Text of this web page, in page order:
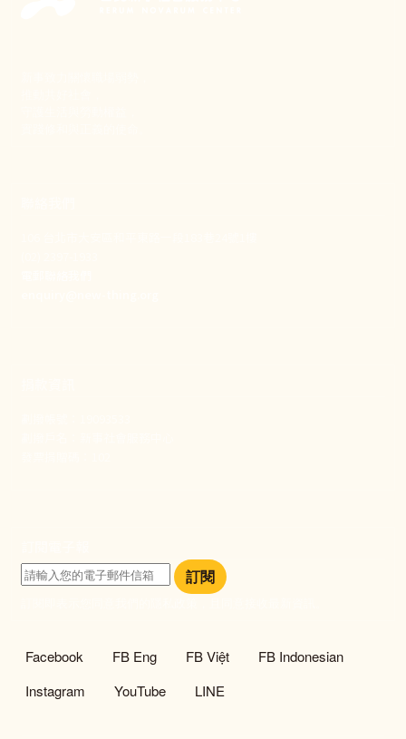
訂閱
社群選單
Facebook FB Eng FB Việt
FB Indonesian
Instagram
YouTube LINE